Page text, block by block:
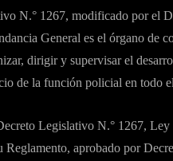
N.° 1267, modificado por el
General es el órgano de
dirigir y supervisar el
de la función policial en todo
Legislativo N.° 1267,
aprobado por